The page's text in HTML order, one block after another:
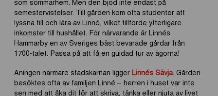
semestervistelser. Till gården kom ofta studenter att
lyssna till och lära av Linné, vilket tillförde ytterligare
inkomster till hushållet. För närvarande är Linnés
Hammarby en av Sveriges bäst bevarade gårdar från
1700-talet. Passa på att få en guidad tur av ägorna!
Aningen närmare stadskärnan liggerLinnés Sävja. Gården
besöktes ofta av familjen Linné – herren i huset var inte
sen med att åka dit för att skriva, tänka eller njuta av livet